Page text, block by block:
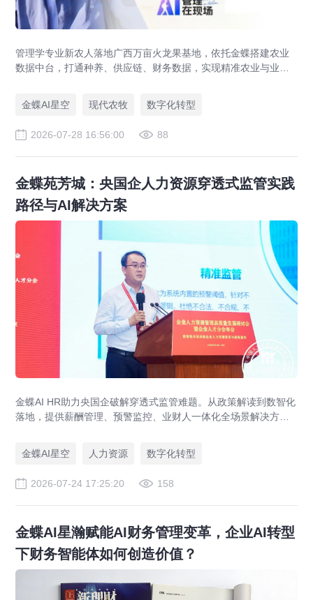
管理学专业新农人落地广西万亩火龙果基地，依托金蝶搭建农业
数据中台，打通种养、供应链、财务数据，实现精准农业与业财
金蝶AI星空
现代农牧 数字化转型
2026-07-28 16:56:00 88
金蝶苑芳城：央国企人力资源穿透式监管实践
路径与AI解决方案
金蝶AI HR助力央国企破解穿透式监管难题。从政策解读到数智化
落地，提供薪酬管理、预警监控、业财人一体化全场景解决方
金蝶AI星空
人力资源 数字化转型
2026-07-24 17:25:20 158
金蝶AI星瀚赋能AI财务管理变革，企业AI转型
下财务智能体如何创造价值？